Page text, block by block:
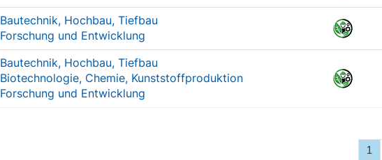
Bautechnik, Hochbau, Tiefbau
Forschung und Entwicklung
Bautechnik, Hochbau, Tiefbau
Biotechnologie, Chemie, Kunststoffproduktion
Forschung und Entwicklung
1